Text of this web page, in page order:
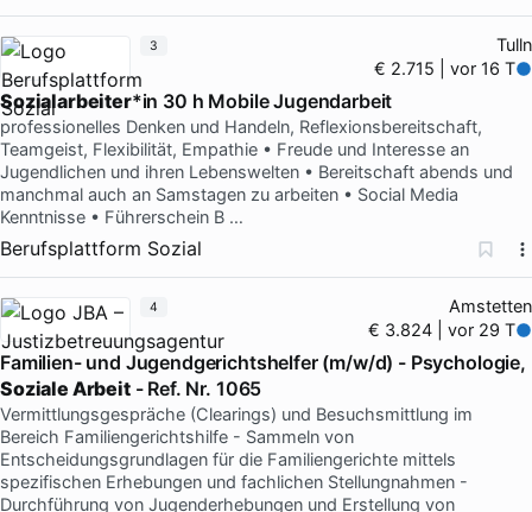
Tulln
€ 2.715 | vor 16 T
Sozialarbeiter*in 30 h Mobile Jugendarbeit
professionelles Denken und Handeln, Reflexionsbereitschaft,
Teamgeist, Flexibilität, Empathie • Freude und Interesse an
Jugendlichen und ihren Lebenswelten • Bereitschaft abends und
manchmal auch an Samstagen zu arbeiten • Social Media
Kenntnisse • Führerschein B …
Berufsplattform Sozial
3
Amstetten
€ 3.824 | vor 29 T
Familien- und Jugendgerichtshelfer (m/w/d) - Psychologie,
Soziale Arbeit- Ref. Nr. 1065
Vermittlungsgespräche (Clearings) und Besuchsmittlung im
Bereich Familiengerichtshilfe - Sammeln von
Entscheidungsgrundlagen für die Familiengerichte mittels
spezifischen Erhebungen und fachlichen Stellungnahmen -
Durchführung von Jugenderhebungen und Erstellung von
4